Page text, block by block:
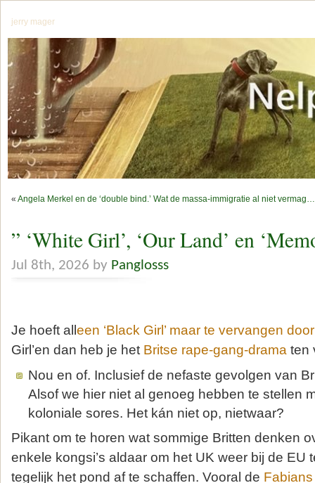
jerry mager
« Angela Merkel en de ‘double bind.’ Wat de massa-immigratie al niet vermag…
” ‘White Girl’, ‘Our Land’ en
Jul 8th, 2026 by Panglosss
Je hoeft alleen ‘Black Girl’ maar te vervangen
Girl’en dan heb je het Britse rape-gang-drama ten
Nou en of. Inclusief de nefaste gevolgen van
Alsof we hier niet al genoeg hebben te stellen
koloniale sores. Het kán niet op, nietwaar?
Pikant om te horen wat sommige Britten denken
enkele kongsi’s aldaar om het UK weer bij de EU
tegelijk het pond af te schaffen. Vooral de Fabians